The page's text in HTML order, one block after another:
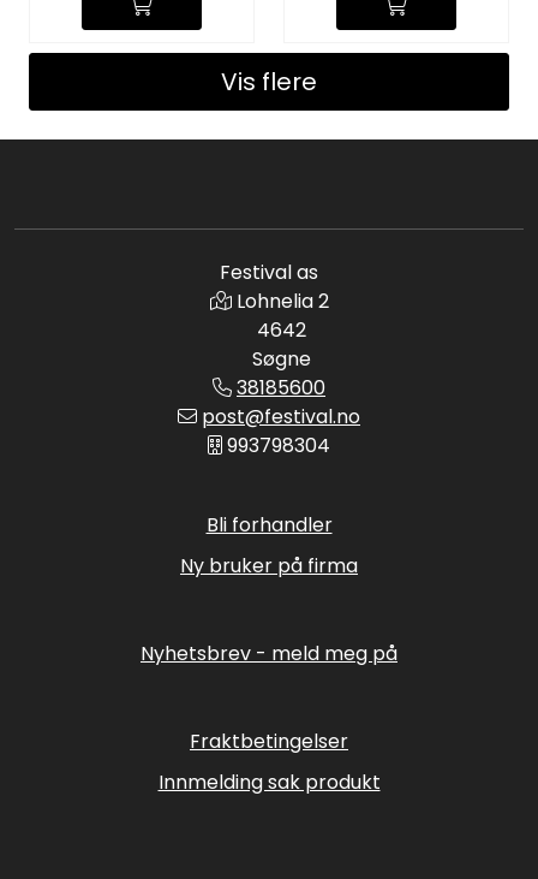
Vis flere
Festival as
Lohnelia 2
4642
Søgne
38185600
post@festival.no
993798304
Bli forhandler
Ny bruker på firma
Nyhetsbrev - meld meg på
Fraktbetingelser
Innmelding sak produkt